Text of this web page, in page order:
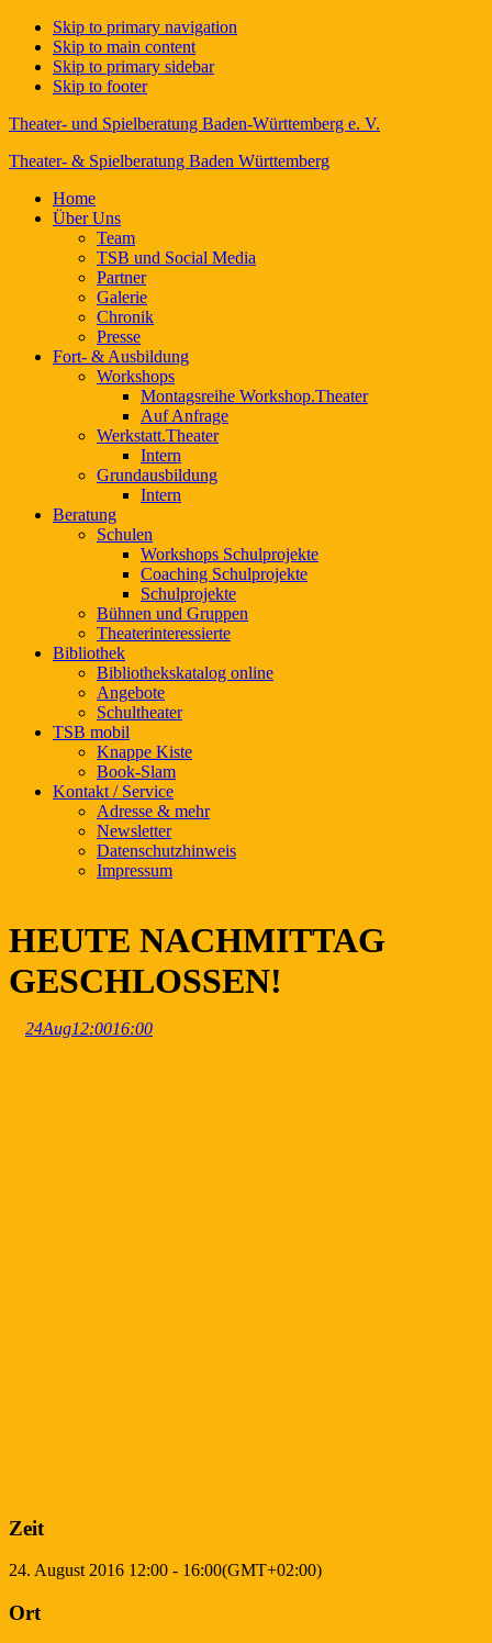
Skip to primary navigation
Skip to main content
Skip to primary sidebar
Skip to footer
Theater- und Spielberatung Baden-Württemberg e. V.
Theater- & Spielberatung Baden Württemberg
Home
Über Uns
Team
TSB und Social Media
Partner
Galerie
Chronik
Presse
Fort- & Ausbildung
Workshops
Montagsreihe Workshop.Theater
Auf Anfrage
Werkstatt.Theater
Intern
Grundausbildung
Intern
Beratung
Schulen
Workshops Schulprojekte
Coaching Schulprojekte
Schulprojekte
Bühnen und Gruppen
Theaterinteressierte
Bibliothek
Bibliothekskatalog online
Angebote
Schultheater
TSB mobil
Knappe Kiste
Book-Slam
Kontakt / Service
Adresse & mehr
Newsletter
Datenschutzhinweis
Impressum
HEUTE NACHMITTAG
GESCHLOSSEN!
24Aug12:0016:00
Zeit
24. August 2016 12:00 - 16:00(GMT+02:00)
Ort